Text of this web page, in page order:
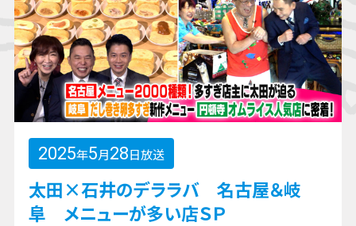
2025年5月28日放送
太田×石井のデララバ 名古屋＆岐
阜 メニューが多い店ＳＰ